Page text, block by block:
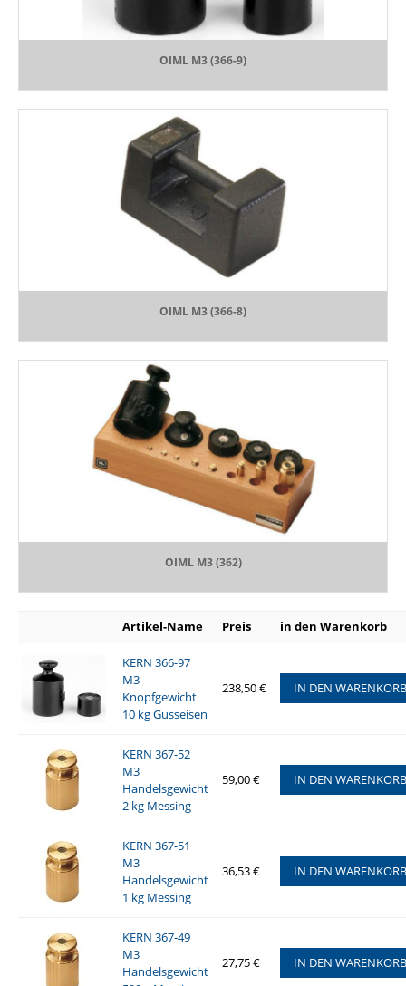
OIML M3 (366-9)
OIML M3 (366-8)
OIML M3 (362)
Artikel-Name Preis in den Warenkorb
KERN 366-97
M3
Knopfgewicht
10 kg Gusseisen
238,50 € IN DEN WARENKORB
KERN 367-52
M3
Handelsgewicht
2 kg Messing
59,00 € IN DEN WARENKORB
KERN 367-51
M3
Handelsgewicht
1 kg Messing
36,53 € IN DEN WARENKORB
KERN 367-49
M3
Handelsgewicht
27,75 € IN DEN WARENKORB